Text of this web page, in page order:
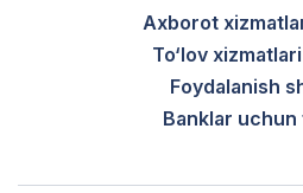
безбарьерной среды.
Axborot
To‘lov
Foydalanish
Banklar uchun